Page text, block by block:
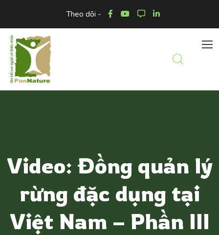
Theo dõi -
Video: Đồng quản lý
rừng đặc dụng tại
Việt Nam – Phần III